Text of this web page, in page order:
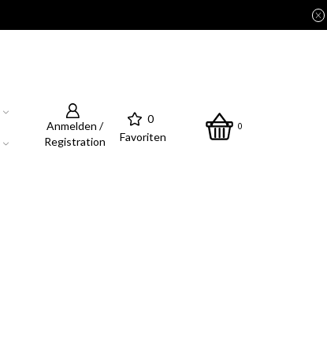
Anmelden /
Registration
0
Favoriten
0